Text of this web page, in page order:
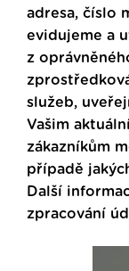
adresa, číslo
evidujeme a
z
služeb,
Vašim
zákazníkům
případě
Další
zpracování